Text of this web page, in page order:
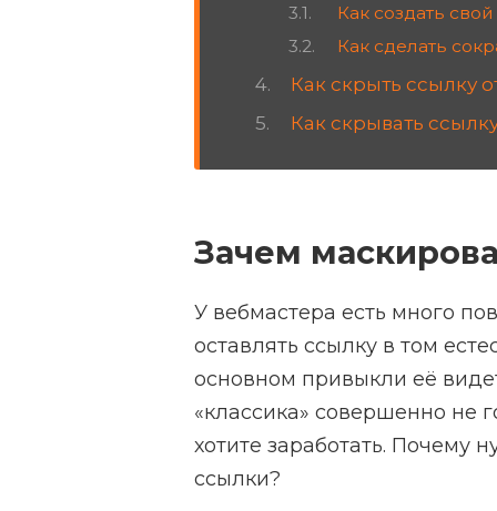
Как создать
Как сделать
Как скрыть ссылку
Как скрывать
Зачем
У вебмастера есть много
оставлять ссылку в том
основном привыкли её
«классика» совершенно не
хотите заработать. Почему
ссылки?